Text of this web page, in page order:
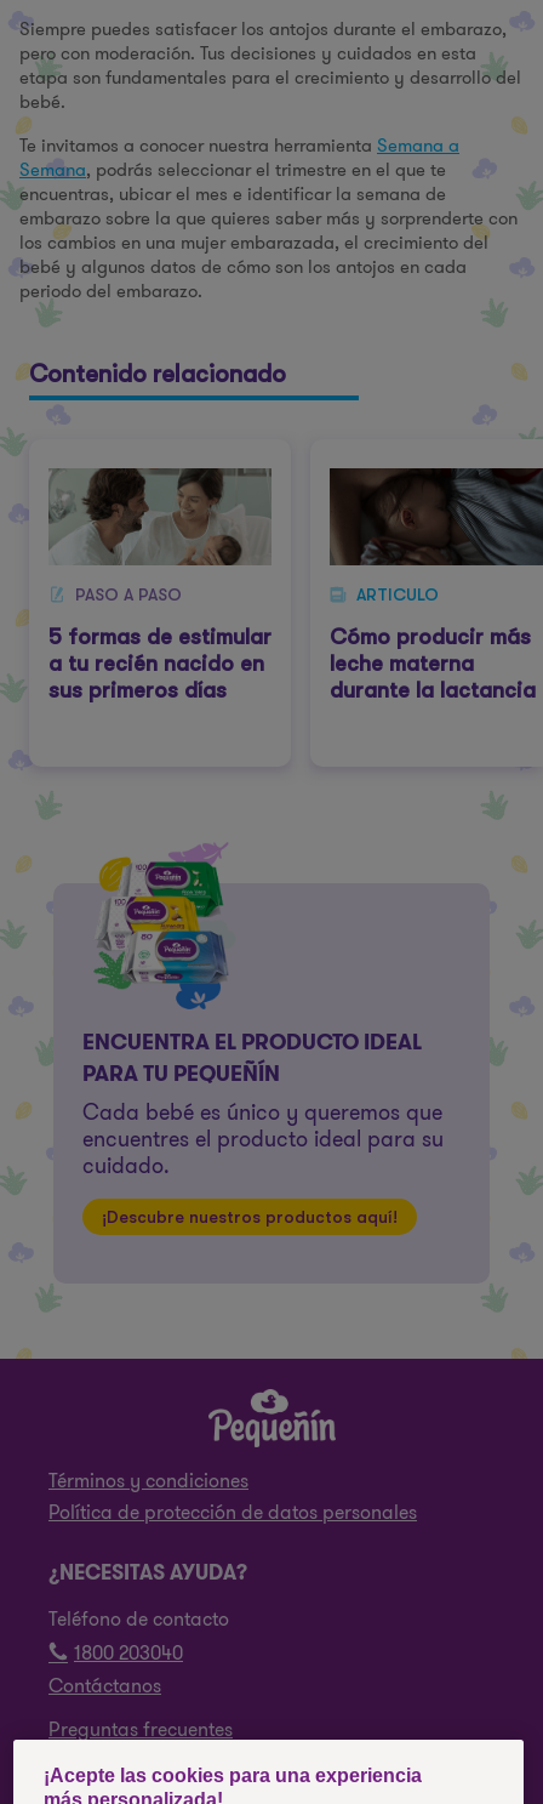
Siempre puedes satisfacer los antojos durante el embarazo,
pero con moderación. Tus decisiones y cuidados en esta
etapa son fundamentales para el crecimiento y desarrollo del
bebé.
Te invitamos a conocer nuestra herramienta Semana a
Semana, podrás seleccionar el trimestre en el que te
encuentras, ubicar el mes e identificar la semana de
embarazo sobre la que quieres saber más y sorprenderte con
los cambios en una mujer embarazada, el crecimiento del
bebé y algunos datos de cómo son los antojos en cada
periodo del embarazo.
Contenido relacionado
PASO A PASO
5 formas de estimular
a tu recién nacido en
sus primeros días
ARTICULO
Cómo producir más
leche materna
durante la lactancia
ENCUENTRA EL PRODUCTO IDEAL
PARA TU PEQUEÑÍN
Cada bebé es único y queremos que
encuentres el producto ideal para su
cuidado.
¡Descubre nuestros productos aquí!
Términos y condiciones
Política de protección de datos personales
¿NECESITAS AYUDA?
Teléfono de contacto
1800 203040
Contáctanos
Preguntas frecuentes
SÍGUENOS
¡Acepte las cookies para una experiencia
más personalizada!